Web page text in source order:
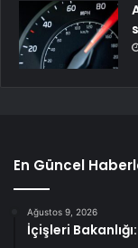
En Güncel
Ağustos 9, 2026
İçişleri